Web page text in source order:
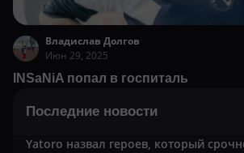
Владислав Долгов
Июн 29, 2025
INSaNiA попал в госпиталь
Последние новости
Yatoro назвал героев, который